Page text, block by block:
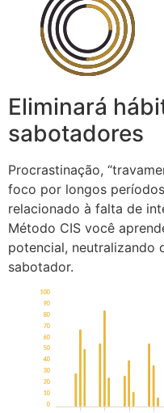
Eliminará
sabotadores
Procrastinação,
foco por longos
relacionado à falta de
Método CIS você
potencial, neutralizando
sabotador.